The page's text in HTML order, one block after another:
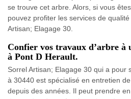
se trouve cet arbre. Alors, si vous
pouvez profiter les services de
Artisan; Elagage 30.
Confier vos travaux d’arbre à
à Pont D Herault.
Sorrel Artisan; Elagage 30 qui a pour
à 30440 est spécialisé en entretien
depuis des années. Il peut prendre